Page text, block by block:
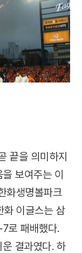
끝을 의미하지
보여주는 이
화생명볼파크
이글스는 삼
로 패배했다.
결과였다. 하